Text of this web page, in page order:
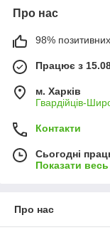
Про нас
98% позитивних
Працює з
м. Харків
Гвардійців-
Контакти
Сьогодні
Показати
Про нас